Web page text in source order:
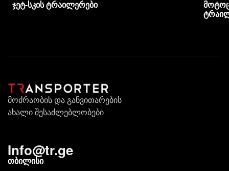
ჯეტ-სკის ტრაილერები
მოძრაობის და განვითარების
ახალი შესაძლებლობები
Info@tr.ge
თბილისი